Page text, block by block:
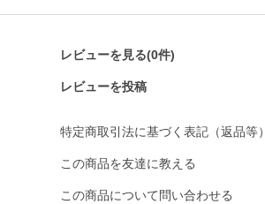
レビューを見る(0件)
レビューを投稿
特定商取引法に基づく表記（返品等）
この商品を友達に教える
この商品について問い合わせる